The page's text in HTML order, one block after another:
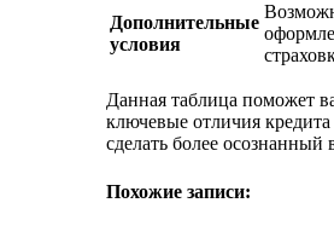
Дополнительные
условия
Данная таблица поможет
ключевые отличия кредита
сделать более осознанный
Похожие записи: